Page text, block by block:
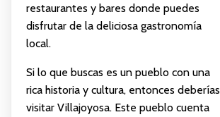
restaurantes y bares donde puedes
disfrutar de la deliciosa gastronomía
local.
Si lo que buscas es un pueblo con una
rica historia y cultura, entonces deberías
visitar Villajoyosa. Este pueblo cuenta